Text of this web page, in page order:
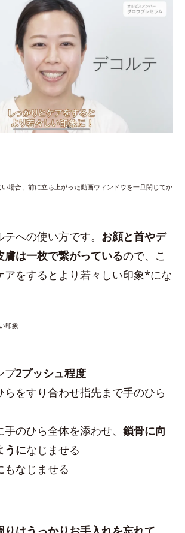
場合、前に立ち上がった動画ウィンドウを一旦閉じてか
への使い方です。 お顔と首やデ
膚は一枚で繋がっているので、こ
アをするとより若々しい印象*にな
印象
プ2プッシュ程度
らをすり合わせ指先まで手のひら
手のひら全体を添わせ、 鎖骨に向
うになじませる
もなじませる